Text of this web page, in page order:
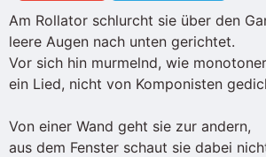
Am Rollator schlurcht sie über den
leere Augen nach unten gerichtet.
Vor sich hin murmelnd, wie
ein Lied, nicht von Komponisten
Von einer Wand geht sie zur andern,
aus dem Fenster schaut sie dabei